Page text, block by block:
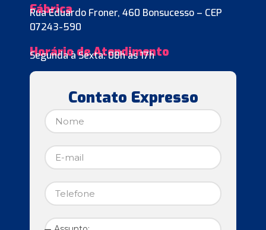
Fábrica
Rua Eduardo Froner, 460 Bonsucesso – CEP
07243-590
Horário de Atendimento
Segunda à Sexta: 08h às 17h
Contato Expresso